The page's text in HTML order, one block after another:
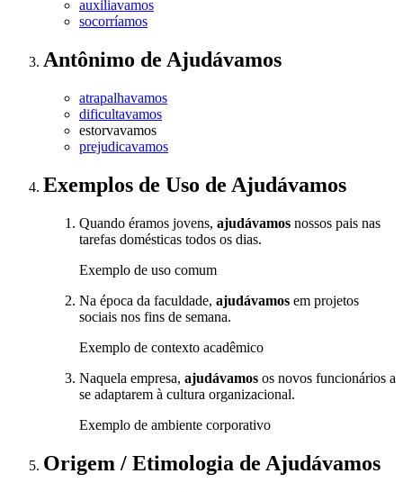
auxiliavamos
socorríamos
Antônimo de Ajudávamos
atrapalhavamos
dificultavamos
estorvavamos
prejudicavamos
Exemplos de Uso de Ajudávamos
Quando éramos jovens, ajudávamos nossos pais nas
tarefas domésticas todos os dias.
Exemplo de uso comum
Na época da faculdade, ajudávamos em projetos
sociais nos fins de semana.
Exemplo de contexto acadêmico
Naquela empresa, ajudávamos os novos funcionários a
se adaptarem à cultura organizacional.
Exemplo de ambiente corporativo
Origem / Etimologia de Ajudávamos